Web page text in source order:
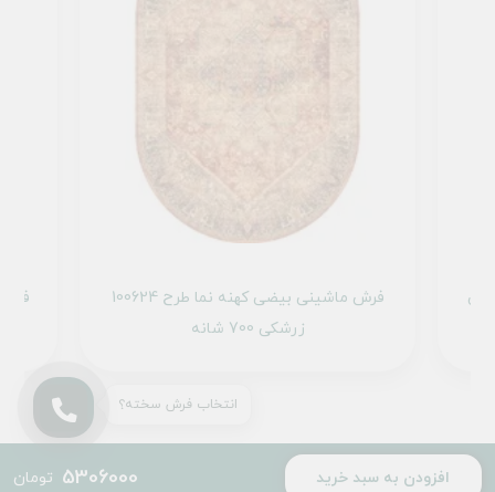
افزودن به سبد خرید 5306000 تومان
فرش ماشینی بیضی کهنه نما طرح 100624
زرشکی 700 شانه
طرح 100600 زرشکی
انتخاب فرش سخته؟